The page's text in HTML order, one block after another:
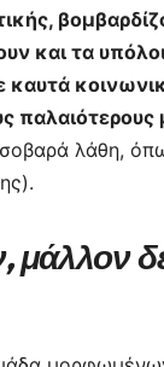
και τα
καυτά
λάθη,